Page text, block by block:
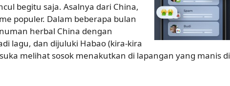
begitu saja. Asalnya dari China,
populer. Dalam beberapa bulan
herbal China dengan
lagu, dan dijuluki Habao (kira-kira
melihat sosok menakutkan di lapangan yang manis di